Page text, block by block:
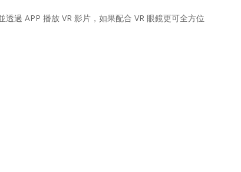
過 APP 播放 VR 影片，如果配合 VR 眼鏡更可全方位